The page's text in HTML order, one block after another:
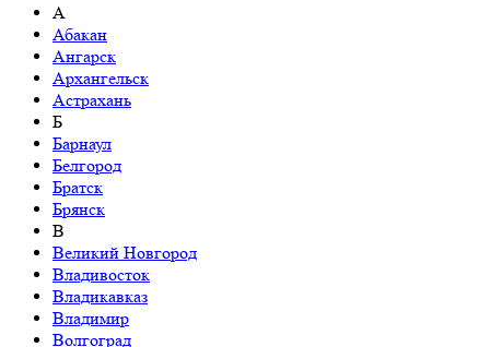
А
Абакан
Ангарск
Архангельск
Астрахань
Б
Барнаул
Белгород
Братск
Брянск
В
Великий Новгород
Владивосток
Владикавказ
Владимир
Волгоград